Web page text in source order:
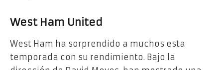
West Ham United
West Ham ha sorprendido a muchos esta
temporada con su rendimiento. Bajo la